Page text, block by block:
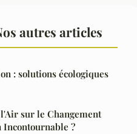
autres articles
: solutions écologiques
sur le Changement
Incontournable ?